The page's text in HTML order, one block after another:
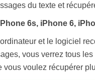
du texte et
6s, iPhone 6,
et le logiciel
vous verrez tous
vous voulez récupérer